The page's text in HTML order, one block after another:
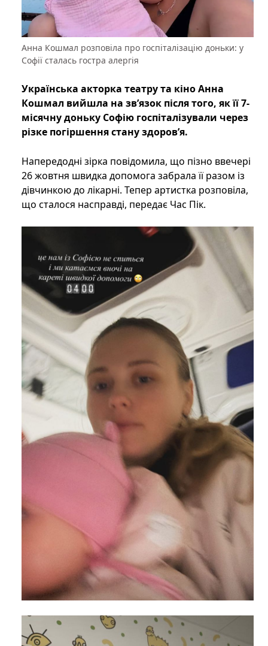
Анна Кошмал розповіла про госпіталізацію доньки: у
Софії сталась гостра алергія
Українська акторка театру та кіно Анна
Кошмал вийшла на зв’язок після того, як її 7-
місячну доньку Софію госпіталізували через
різке погіршення стану здоров’я.
Напередодні зірка повідомила, що пізно ввечері
26 жовтня швидка допомога забрала її разом із
дівчинкою до лікарні. Тепер артистка розповіла,
що сталося насправді, передає Час Пік.